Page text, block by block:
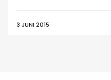
3 JUNI 2015